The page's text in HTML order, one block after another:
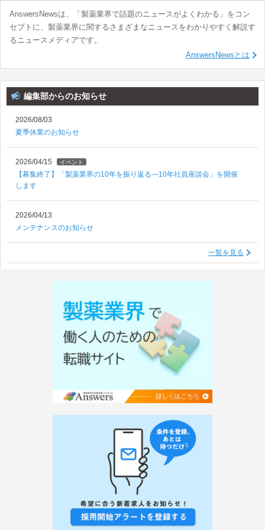
AnswersNewsは、「製薬業界で話題のニュースがよくわかる」をコン
セプトに、製薬業界に関するさまざまなニュースをわかりやすく解説す
るニュースメディアです。
AnswersNewsとは
編集部からのお知らせ
2026/08/03
夏季休業のお知らせ
2026/04/15 イベント
【募集終了】「製薬業界の10年を振り返る―10年社員座談会」を開催
します
2026/04/13
メンテナンスのお知らせ
一覧を見る